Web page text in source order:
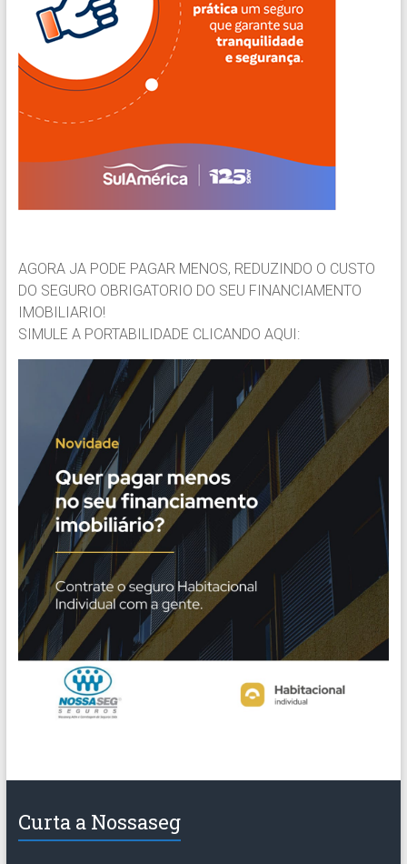
AGORA JA PODE PAGAR MENOS, REDUZINDO O CUSTO
DO SEGURO OBRIGATORIO DO SEU FINANCIAMENTO
IMOBILIARIO!
SIMULE A PORTABILIDADE CLICANDO AQUI:
Curta a Nossaseg